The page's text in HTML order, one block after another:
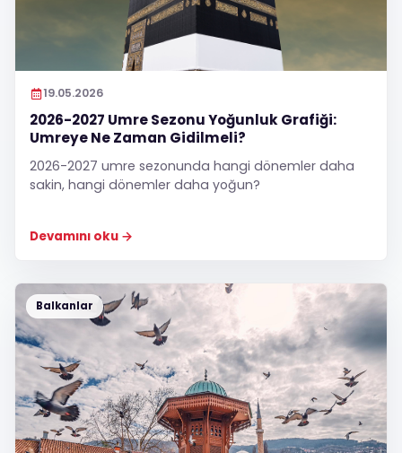
19.05.2026
2026-2027 Umre Sezonu Yoğunluk Grafiği:
Umreye Ne Zaman Gidilmeli?
2026-2027 umre sezonunda hangi dönemler daha
sakin, hangi dönemler daha yoğun?
Devamını oku
Balkanlar